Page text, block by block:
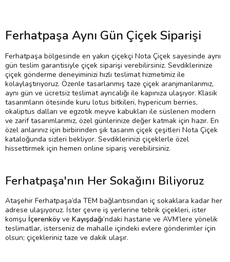
Ferhatpaşa Aynı Gün Çiçek Siparişi
Ferhatpaşa bölgesinde en yakın çiçekçi Nota Çiçek sayesinde aynı
gün teslim garantisiyle çiçek siparişi verebilirsiniz. Sevdiklerinize
çiçek gönderme deneyiminizi hızlı teslimat hizmetimiz ile
kolaylaştırıyoruz. Özenle tasarlanmış taze çiçek aranjmanlarımız,
aynı gün ve ücretsiz teslimat ayrıcalığı ile kapınıza ulaşıyor. Klasik
tasarımların ötesinde kuru lotus bitkileri, hypericum berries,
okaliptus dalları ve egzotik meyve kabukları ile süslenen modern
ve zarif tasarımlarımız, özel günlerinize değer katmak için hazır. En
özel anlarınız için birbirinden şık tasarım çiçek çeşitleri Nota Çiçek
kataloğunda sizleri bekliyor. Sevdiklerinizi çiçeklerle özel
hissettirmek için hemen online sipariş verebilirsiniz.
Ferhatpaşa'nın Her Sokağını Biliyoruz
Ataşehir Ferhatpaşa’da TEM bağlantısından iç sokaklara kadar her
adrese ulaşıyoruz. İster çevre iş yerlerine tebrik çiçekleri, ister
komşu İçerenköy ve Kayışdağı’ndaki hastane ve AVM’lere yönelik
teslimatlar, isterseniz de mahalle içindeki evlere gönderimler için
olsun; çiçekleriniz taze ve dakik ulaşır.